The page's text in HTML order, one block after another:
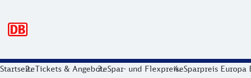
Sparpreis Europa Business – das günstige
StartseiteTickets & AngeboteSpar- und FlexpreiseSparpreis Europa